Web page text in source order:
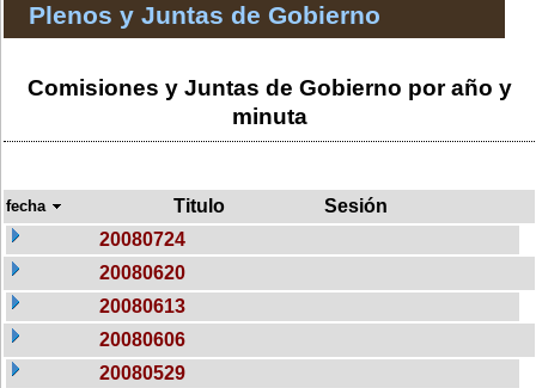
Plenos y Juntas de Gobierno
Comisiones y Juntas de Gobierno por año y
minuta
fecha Titulo
Sesión
20080724
20080620
20080613
20080606
20080529